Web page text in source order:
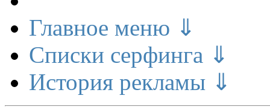
Главное меню ⇓
Списки серфинга ⇓
История рекламы ⇓